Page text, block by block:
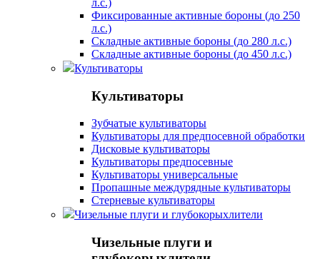
Фиксированные активные бороны (до 250
л.с.)
Складные активные бороны (до 280 л.с.)
Складные активные бороны (до 450 л.с.)
Культиваторы
Культиваторы
Зубчатые культиваторы
Культиваторы для предпосевной обработки
Дисковые культиваторы
Культиваторы предпосевные
Культиваторы универсальные
Пропашные междурядные культиваторы
Стерневые культиваторы
Чизельные плуги и глубокорыхлители
Чизельные плуги и